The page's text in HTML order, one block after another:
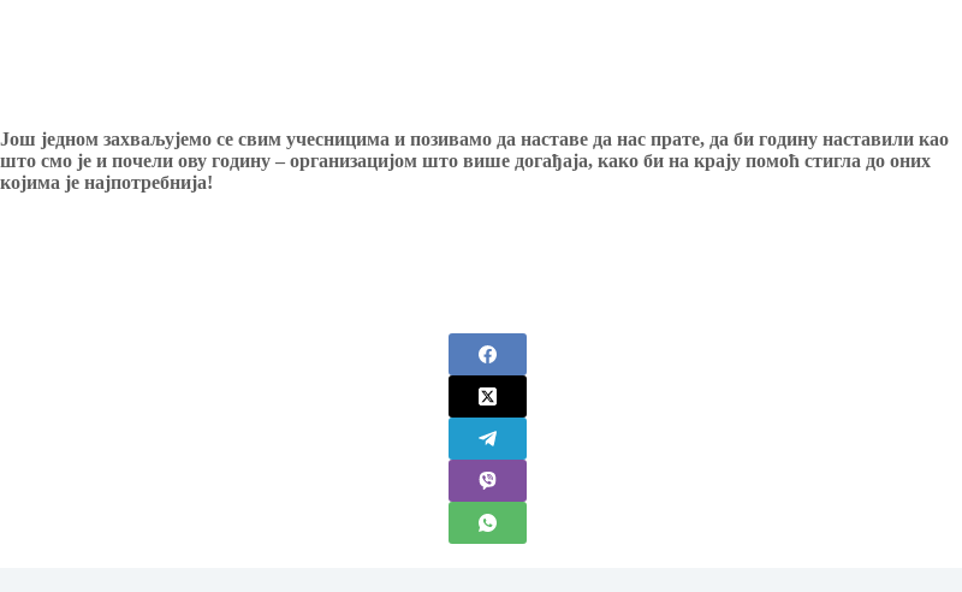
Још једном захваљујемо се свим учесницима и позивамо да наставе да нас прате, да би годину наставили као
што смо је и почели ову годину – организацијом што више догађаја, како би на крају помоћ стигла до оних
којима је најпотребнија!